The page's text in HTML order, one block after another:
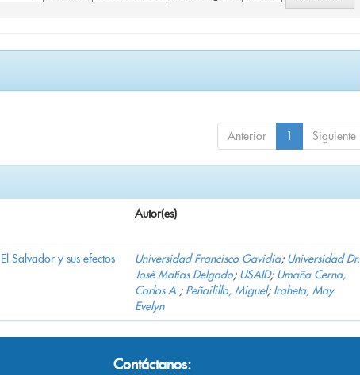
Anterior 1 Siguiente
Autor(es)
Salvador y sus efectos
Universidad Francisco Gavidia; Universidad Dr.
José Matías Delgado; USAID; Umaña Cerna,
Carlos A.; Peñailillo, Miguel; Iraheta, May
Evelyn
Contáctanos: